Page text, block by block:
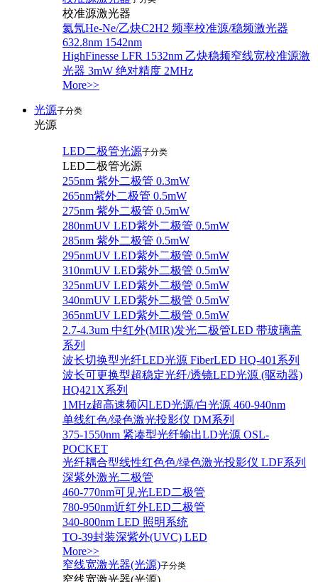
校准源激光器
氦氖He-Ne/乙炔C2H2 频率校准源/稳频激光器
632.8nm 1542nm
HighFinesse LFR 1532nm 乙炔稳频窄线宽校准源激
光器 3mW 绝对精度 2MHz
More>>
光源子分类
光源
LED二极管光源子分类
LED二极管光源
255nm 紫外二极管 0.3mW
265nm紫外二极管 0.5mW
275nm 紫外二极管 0.5mW
280nmUV LED紫外二极管 0.5mW
285nm 紫外二极管 0.5mW
295nmUV LED紫外二极管 0.5mW
310nmUV LED紫外二极管 0.5mW
325nmUV LED紫外二极管 0.5mW
340nmUV LED紫外二极管 0.5mW
365nmUV LED紫外二极管 0.5mW
2.7-4.3um 中红外(MIR)发光二极管LED 带玻璃盖
系列
波长切换型光纤LED光源 FiberLED HQ-401系列
波长可更换型超稳定光纤/透镜LED光源 (驱动器)
HQ421X系列
1MHz超高速频闪LED光源/白光源 460-940nm
单线红色/绿色激光投影仪 DM系列
375-1550nm 紧凑型光纤输出LD光源 OSL-
POCKET
光纤耦合型线性红色色/绿色激光投影仪 LDF系列
深紫外激光二极管
460-770nm可见光LED二极管
780-950nm近红外LED二极管
340-800nm LED 照明系统
TO-39封装深紫外(UVC) LED
More>>
窄线宽激光器(光源)子分类
窄线宽激光器(光源)